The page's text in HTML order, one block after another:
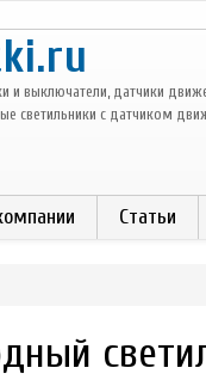
и выключатели, датчики
светильники с датчиком
Статьи